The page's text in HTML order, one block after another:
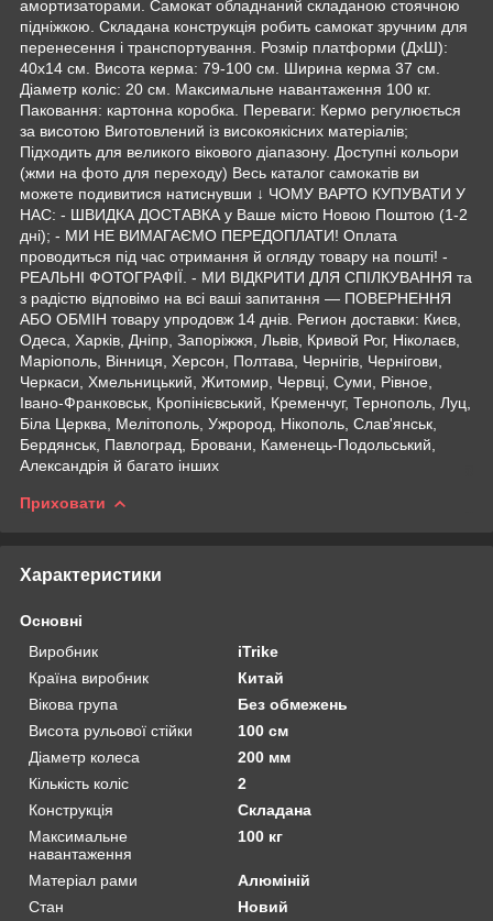
амортизаторами. Самокат обладнаний складаною стоячною
підніжкою. Складана конструкція робить самокат зручним для
перенесення і транспортування. Розмір платформи (ДхШ):
40х14 см. Висота керма: 79-100 см. Ширина керма 37 см.
Діаметр коліс: 20 см. Максимальне навантаження 100 кг.
Паковання: картонна коробка. Переваги: Кермо регулюється
за висотою Виготовлений із високоякісних матеріалів;
Підходить для великого вікового діапазону. Доступні кольори
(жми на фото для переходу) Весь каталог самокатів ви
можете подивитися натиснувши ↓ ЧОМУ ВАРТО КУПУВАТИ У
НАС: - ШВИДКА ДОСТАВКА у Ваше місто Новою Поштою (1-2
дні); - МИ НЕ ВИМАГАЄМО ПЕРЕДОПЛАТИ! Оплата
проводиться під час отримання й огляду товару на пошті! -
РЕАЛЬНІ ФОТОГРАФІЇ. - МИ ВІДКРИТИ ДЛЯ СПІЛКУВАННЯ та
з радістю відповімо на всі ваші запитання — ПОВЕРНЕННЯ
АБО ОБМІН товару упродовж 14 днів. Регион доставки: Києв,
Одеса, Харків, Дніпр, Запоріжжя, Львів, Кривой Рог, Ніколаєв,
Маріополь, Вінниця, Херсон, Полтава, Чернігів, Чернігови,
Черкаси, Хмельницький, Житомир, Червці, Суми, Рівное,
Івано-Франковськ, Кропінієвський, Кременчуг, Тернополь, Луц,
Біла Церква, Мелітополь, Ужрород, Нікополь, Слав'янськ,
Бердянськ, Павлоград, Бровани, Каменець-Подольський,
Александрія й багато інших
Приховати
Характеристики
Основні
Виробник
iTrike
Країна виробник
Китай
Вікова група
Без обмежень
Висота рульової стійки
100 см
Діаметр колеса
200 мм
Кількість коліс
2
Конструкція
Складана
Максимальне
навантаження
100 кг
Матеріал рами
Алюміній
Стан
Новий